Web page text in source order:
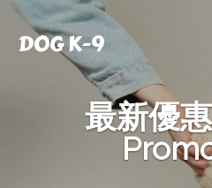
DOG K-9
最新優